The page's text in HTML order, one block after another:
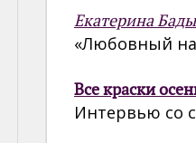
Екатерина
«Любовный
Все краски
Интервью со